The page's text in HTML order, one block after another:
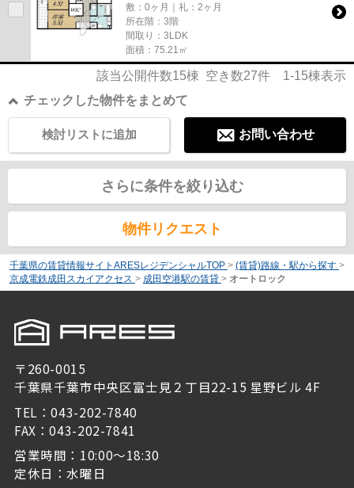
敷：0ヶ月｜礼：2ヶ月
所在階：3階
間取り：3LDK
面積：75.21㎡
該当公開件数15棟 空き数27件 1-15棟表示
チェックした物件をまとめて
お問い合わせ
検討リストに追加
さらに条件を絞り込む
物件リクエスト
千葉県の賃貸情報サイトARESレジデンシャルTOP > (賃貸)路線・駅から探す >
京成電鉄成田スカイアクセス > 成田空港駅の賃貸 > オートロック
〒260-0015
千葉県千葉市中央区富士見２丁目22-15 星野ビル 4F
TEL：043-202-7840
FAX：043-202-7841
営業時間：10:00～18:30
定休日：水曜日